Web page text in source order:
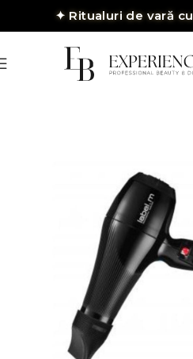
✦ Ritualuri de vară cu